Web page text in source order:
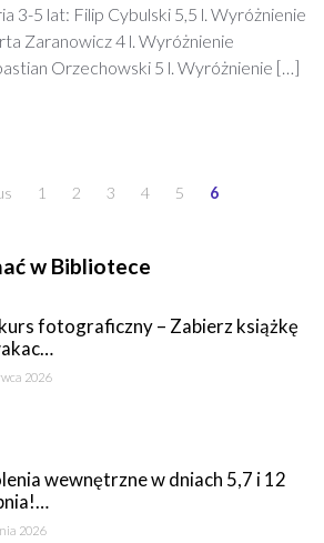
5 lat: Filip Cybulski 5,5 l. Wyróżnienie
Zaranowicz 4 l. Wyróżnienie
Orzechowski 5 l. Wyróżnienie […]
1 2 3 4 5 6
w Bibliotece
fotograficzny – Zabierz książkę
2026
wewnętrzne w dniach 5,7 i 12
2026